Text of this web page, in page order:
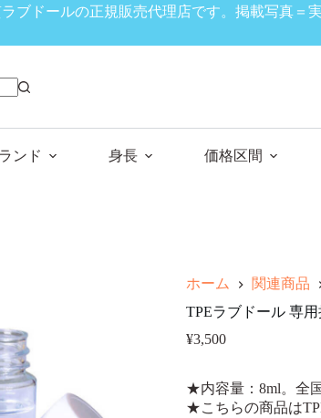
ブドールの正規販売代理店です。掲載写真＝
ンド 身長 価格区間
ホーム 関連商品
TPEラブドール 専
¥3,500
★内容量：8ml。全
★こちらの商品は